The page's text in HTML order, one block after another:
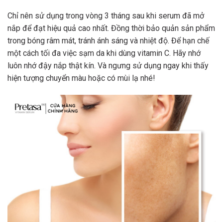
Chỉ nên sử dụng trong vòng 3 tháng sau khi serum đã mở
nắp để đạt hiệu quả cao nhất. Đồng thời bảo quản sản phẩm
trong bóng râm mát, tránh ánh sáng và nhiệt độ. Để hạn chế
một cách tối đa việc sạm da khi dùng vitamin C. Hãy nhớ
luôn nhớ đậy nắp thật kín. Và ngưng sử dụng ngay khi thấy
hiện tượng chuyển màu hoặc có mùi lạ nhé!